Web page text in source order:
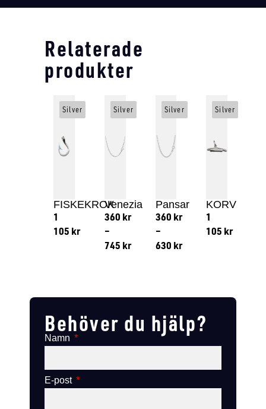
Relaterade
produkter
FISKEKROK
1
105 kr
Silver
Venezia
360 kr
–
745 kr
Silver
Pansar
360 kr
–
630 kr
Silver
KORV
1
105 kr
Silver
Behöver du hjälp?
Namn
E-post